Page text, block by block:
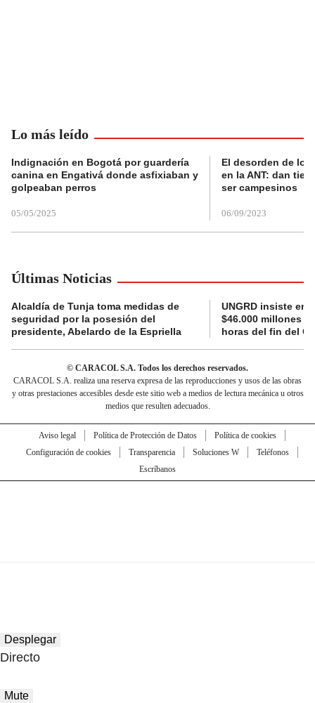
Lo más leído
Indignación en Bogotá por guardería
canina en Engativá donde asfixiaban y
golpeaban perros
05/05/2025
El desorden de
en la ANT: dan
ser campesinos
06/09/2023
Últimas Noticias
Alcaldía de Tunja toma medidas de
seguridad por la posesión del
presidente, Abelardo de la Espriella
UNGRD insiste en
$46.000 millones
horas del fin del
© CARACOL S.A. Todos los derechos reservados.
CARACOL S.A. realiza una reserva expresa de las reproducciones y usos de las obras
y otras prestaciones accesibles desde este sitio web a medios de lectura mecánica u otros
medios que resulten adecuados.
Aviso legal Política de Protección de Datos
Política de cookies
Configuración de cookies
Transparencia Soluciones W
Teléfonos
Escríbanos
Desplegar
Directo
Mute